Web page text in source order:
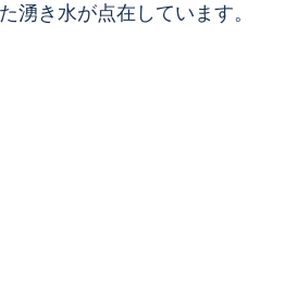
湧き水が点在しています。